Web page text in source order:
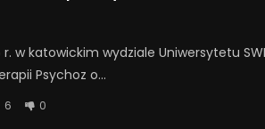
r. w katowickim wydziale Uniwersytetu
Psychoz o...
6 0